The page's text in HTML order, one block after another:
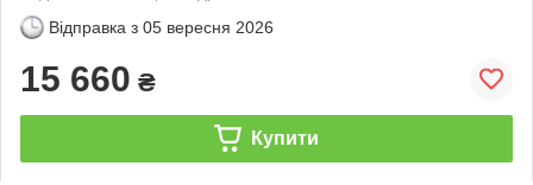
Відправка з 05 вересня 2026
15 660 ₴
Купити